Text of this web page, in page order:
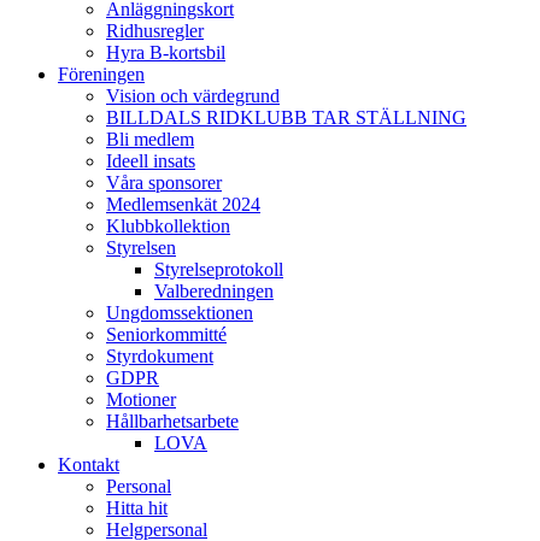
Anläggningskort
Ridhusregler
Hyra B-kortsbil
Föreningen
Vision och värdegrund
BILLDALS RIDKLUBB TAR STÄLLNING
Bli medlem
Ideell insats
Våra sponsorer
Medlemsenkät 2024
Klubbkollektion
Styrelsen
Styrelseprotokoll
Valberedningen
Ungdomssektionen
Seniorkommitté
Styrdokument
GDPR
Motioner
Hållbarhetsarbete
LOVA
Kontakt
Personal
Hitta hit
Helgpersonal